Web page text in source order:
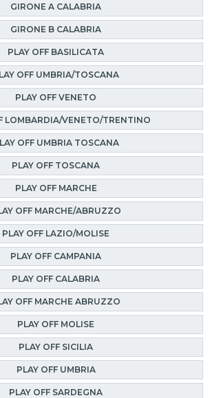
GIRONE A CALABRIA
GIRONE B CALABRIA
PLAY OFF BASILICATA
OFF UMBRIA/TOSCANA
PLAY OFF VENETO
LOMBARDIA/VENETO/TRENTINO
OFF UMBRIA TOSCANA
PLAY OFF TOSCANA
PLAY OFF MARCHE
OFF MARCHE/ABRUZZO
PLAY OFF LAZIO/MOLISE
PLAY OFF CAMPANIA
PLAY OFF CALABRIA
OFF MARCHE ABRUZZO
PLAY OFF MOLISE
PLAY OFF SICILIA
PLAY OFF UMBRIA
PLAY OFF SARDEGNA